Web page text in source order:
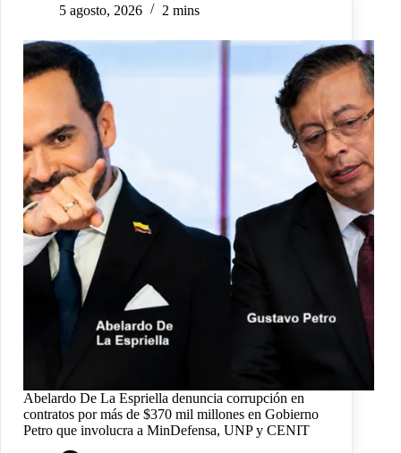
5 agosto, 2026 2 mins
Abelardo De La Espriella denuncia corrupción en
contratos por más de $370 mil millones en Gobierno
Petro que involucra a MinDefensa, UNP y CENIT